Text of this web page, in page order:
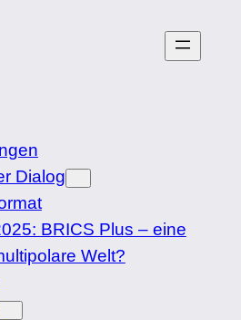
Dialog
BRICS Plus – eine
Welt?